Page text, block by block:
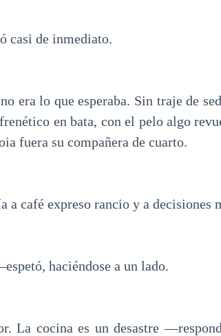
casi de inmediato.
era lo que esperaba. Sin traje de
en bata, con el pelo algo
fuera su compañera de cuarto.
a café expreso rancio y a decisiones
haciéndose a un lado.
La cocina es un desastre